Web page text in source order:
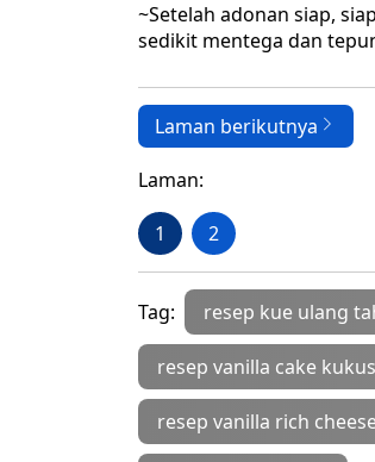
~Setelah adonan siap,
sedikit mentega dan
Laman berikutnya
Laman:
1 2
Tag: resep kue ulang
resep vanilla cake kukus
resep vanilla rich